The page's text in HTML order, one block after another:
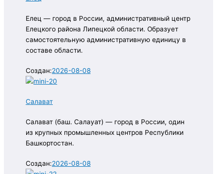
Елец — город в России, административный центр
Елецкого района Липецкой области. Образует
самостоятельную административную единицу в
составе области.
Создан:2026-08-08
Салават
Салават (баш. Салауат) — город в России, один
из крупных промышленных центров Республики
Башкортостан.
Создан:2026-08-08